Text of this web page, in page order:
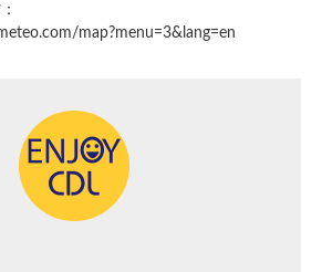
map?menu=3&lang=en